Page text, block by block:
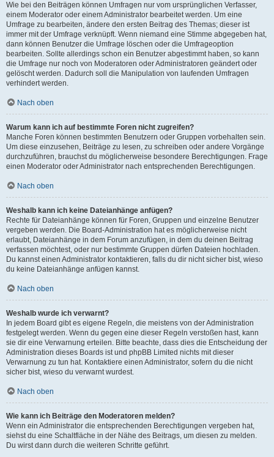
Wie bei den Beiträgen können Umfragen nur vom ursprünglichen Verfasser,
einem Moderator oder einem Administrator bearbeitet werden. Um eine
Umfrage zu bearbeiten, ändere den ersten Beitrag des Themas; dieser ist
immer mit der Umfrage verknüpft. Wenn niemand eine Stimme abgegeben hat,
dann können Benutzer die Umfrage löschen oder die Umfrageoption
bearbeiten. Sollte allerdings schon ein Benutzer abgestimmt haben, so kann
die Umfrage nur noch von Moderatoren oder Administratoren geändert oder
gelöscht werden. Dadurch soll die Manipulation von laufenden Umfragen
verhindert werden.
Nach oben
Warum kann ich auf bestimmte Foren nicht zugreifen?
Manche Foren können bestimmten Benutzern oder Gruppen vorbehalten sein.
Um diese einzusehen, Beiträge zu lesen, zu schreiben oder andere Vorgänge
durchzuführen, brauchst du möglicherweise besondere Berechtigungen. Frage
einen Moderator oder Administrator nach entsprechenden Berechtigungen.
Nach oben
Weshalb kann ich keine Dateianhänge anfügen?
Rechte für Dateianhänge können für Foren, Gruppen und einzelne Benutzer
vergeben werden. Die Board-Administration hat es möglicherweise nicht
erlaubt, Dateianhänge in dem Forum anzufügen, in dem du deinen Beitrag
verfassen möchtest, oder nur bestimmte Gruppen dürfen Dateien hochladen.
Du kannst einen Administrator kontaktieren, falls du dir nicht sicher bist, wieso
du keine Dateianhänge anfügen kannst.
Nach oben
Weshalb wurde ich verwarnt?
In jedem Board gibt es eigene Regeln, die meistens von der Administration
festgelegt werden. Wenn du gegen eine dieser Regeln verstoßen hast, kann
sie dir eine Verwarnung erteilen. Bitte beachte, dass dies die Entscheidung der
Administration dieses Boards ist und phpBB Limited nichts mit dieser
Verwarnung zu tun hat. Kontaktiere einen Administrator, sofern du die nicht
sicher bist, wieso du verwarnt wurdest.
Nach oben
Wie kann ich Beiträge den Moderatoren melden?
Wenn ein Administrator die entsprechenden Berechtigungen vergeben hat,
siehst du eine Schaltfläche in der Nähe des Beitrags, um diesen zu melden.
Du wirst dann durch die weiteren Schritte geführt.